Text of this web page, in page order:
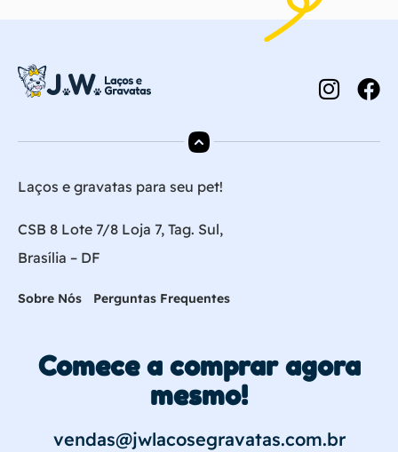
Laços e gravatas para seu pet!
CSB 8 Lote 7/8 Loja 7, Tag. Sul,
Brasília – DF
Sobre Nós Perguntas Frequentes
Comece a comprar agora
mesmo!
vendas@jwlacosegravatas.com.br